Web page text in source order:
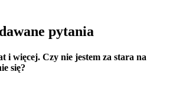
pytania
i więcej. Czy nie jestem za stara na
się?